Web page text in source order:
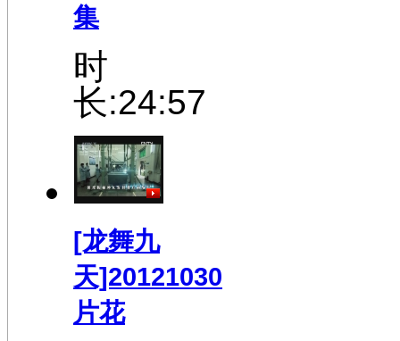
集
时
长:24:57
[龙舞九
天]20121030
片花